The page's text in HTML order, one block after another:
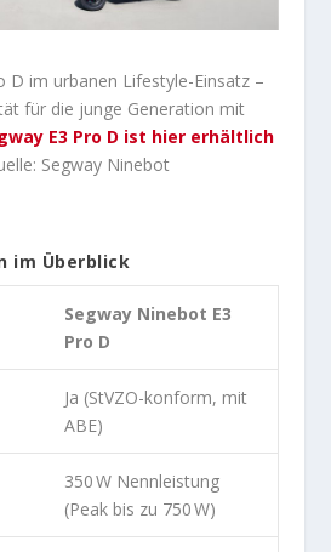
D im urbanen Lifestyle-Einsatz –
für die junge Generation mit
E3 Pro D ist hier erhältlich
Segway Ninebot
im Überblick
Segway Ninebot E3
Pro D
Ja (StVZO-konform, mit
ABE)
350 W Nennleistung
(Peak bis zu 750 W)